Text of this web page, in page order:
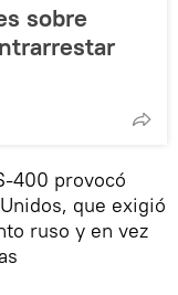
sobre
400 provocó
que exigió
ruso y en vez